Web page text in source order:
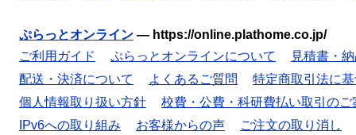
ぷらっとオンライン — https://online.plathome.co.jp/
ご利用ガイド
ぷらっとオンラインについて
見積書・
配送・決済について
よくあるご質問
特定商取引法に
個人情報取り扱い方針
校費・公費・科研費払い取引のご
IPv6への取り組み
お客様からの声 ご注文の取り消し